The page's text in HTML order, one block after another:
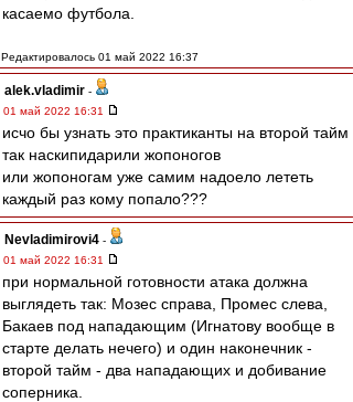
касаемо футбола.
Редактировалось 01 май 2022 16:37
alek.vladimir -
01 май 2022 16:31
исчо бы узнать это практиканты на второй тайм
так наскипидарили жопоногов
или жопоногам уже самим надоело лететь
каждый раз кому попало???
Nevladimirovi4 -
01 май 2022 16:31
при нормальной готовности атака должна
выглядеть так: Мозес справа, Промес слева,
Бакаев под нападающим (Игнатову вообще в
старте делать нечего) и один наконечник -
второй тайм - два нападающих и добивание
соперника.